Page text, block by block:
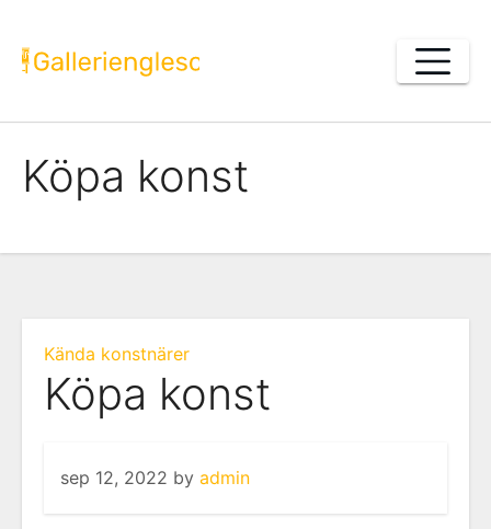
content
Köpa konst
Kända konstnärer
Köpa konst
sep 12, 2022 by admin